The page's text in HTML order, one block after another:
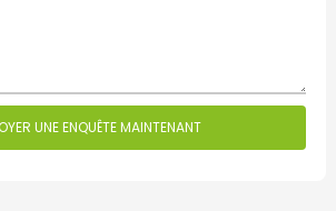
UNE ENQUÊTE MAINTENANT